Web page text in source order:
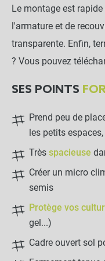
Le montage est
l'armature et de
transparente. Enfin,
? Vous pouvez
SES POINTS
Prend peu de
les petits
Très spacieuse
Créer un micro
semis
Protège vos
gel...)
Cadre ouvert sol